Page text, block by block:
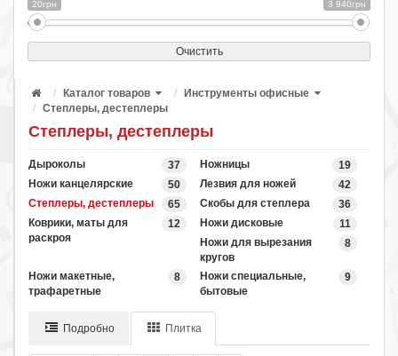
20грн 3 940грн
Очистить
Каталог товаров
Инструменты офисные
Степлеры, дестеплеры
Степлеры, дестеплеры
37
Дыроколы 19
Ножницы
50
Ножи канцелярские 42
Лезвия для ножей
65
Степлеры, дестеплеры 36
Скобы для степлера
12
Коврики, маты для
раскроя
11
Ножи дисковые
8
Ножи для вырезания
кругов
8
Ножи макетные,
трафаретные
9
Ножи специальные,
бытовые
Подробно Плитка